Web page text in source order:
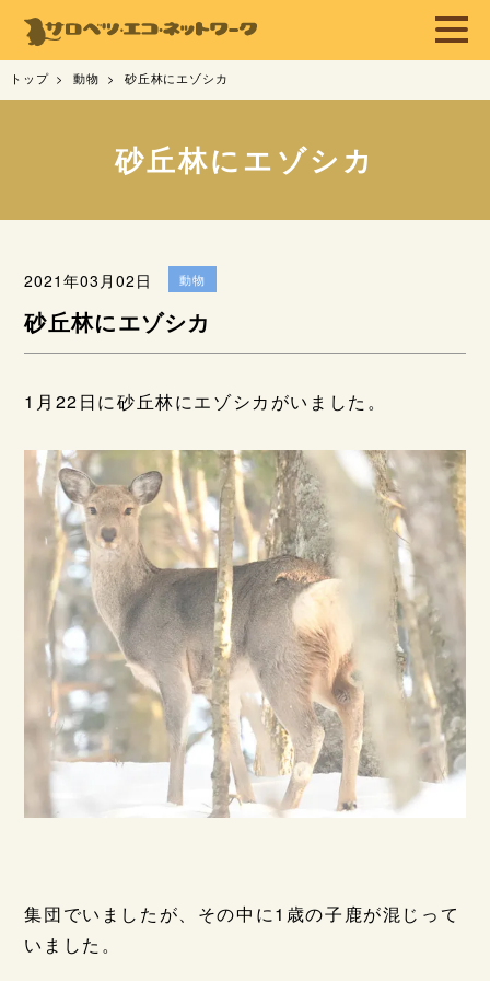
トップ 動物 砂丘林にエゾシカ
砂丘林にエゾシカ
2021年03月02日 動物
砂丘林にエゾシカ
1月22日に砂丘林にエゾシカがいました。
集団でいましたが、その中に1歳の子鹿が混じって
いました。